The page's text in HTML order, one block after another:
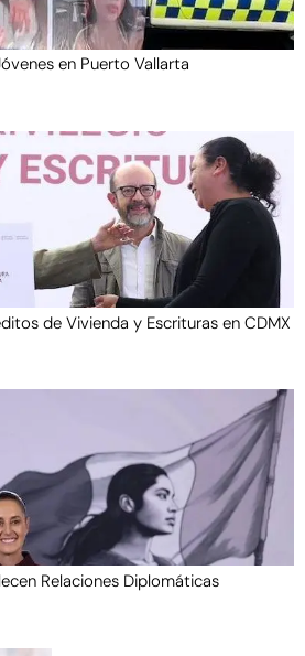
en Puerto Vallarta
de Vivienda y Escrituras en CDMX
Relaciones Diplomáticas